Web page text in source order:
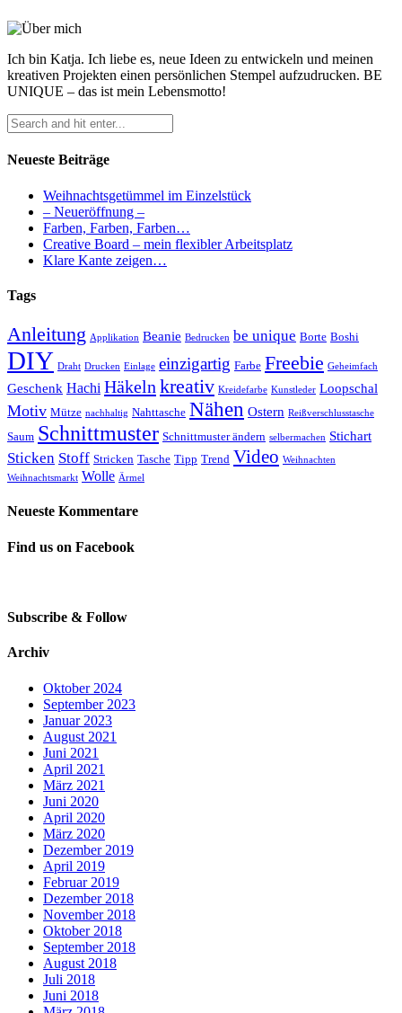
Ich bin Katja. Ich liebe es, neue Ideen zu entwickeln und meinen
kreativen Projekten einen persönlichen Stempel aufzudrucken. BE
UNIQUE – das ist mein Lebensmotto!
Neueste Beiträge
Weihnachtsgetümmel im Einzelstück
– Neueröffnung –
Farben, Farben, Farben…
Creative Board – mein flexibler Arbeitsplatz
Klare Kante zeigen…
Tags
Anleitung Applikation Beanie Bedrucken be unique Borte Boshi
DIY Draht Drucken Einlage einzigartig Farbe Freebie Geheimfach
Geschenk Hachi Häkeln kreativ Kreidefarbe Kunstleder Loopschal
Motiv Mütze nachhaltig Nahttasche Nähen Ostern Reißverschlusstasche
Saum Schnittmuster Schnittmuster ändern selbermachen Stichart
Sticken Stoff Stricken Tasche Tipp Trend Video Weihnachten
Weihnachtsmarkt Wolle Ärmel
Neueste Kommentare
Find us on Facebook
Subscribe & Follow
Archiv
Oktober 2024
September 2023
Januar 2023
August 2021
Juni 2021
April 2021
März 2021
Juni 2020
April 2020
März 2020
Dezember 2019
April 2019
Februar 2019
Dezember 2018
November 2018
Oktober 2018
September 2018
August 2018
Juli 2018
Juni 2018